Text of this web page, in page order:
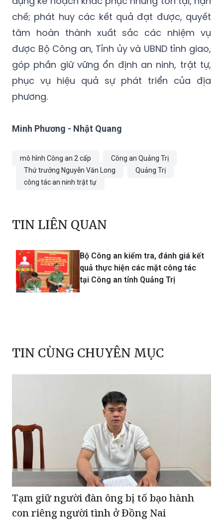
chế; phát huy các kết quả đạt được, quyết
tâm hoàn thành xuất sắc các nhiệm vụ
được Bộ Công an, Tỉnh ủy và UBND tỉnh giao,
góp phần giữ vững ổn định an ninh, trật tự,
phục vụ hiệu quả sự phát triển của địa
phương.
Minh Phương - Nhật Quang
mô hình Công an 2 cấp
Công an Quảng Trị
Thứ trưởng Nguyễn Văn Long
Quảng Trị
công tác an ninh trật tự
TIN LIÊN QUAN
Bộ Công an kiểm tra, đánh giá kết
quả thực hiện các mặt công tác
tại Công an tỉnh Quảng Trị
TIN CÙNG CHUYÊN MỤC
Tạm giữ người đàn ông bị tố bạo hành
con riêng người tình ở Đồng Nai